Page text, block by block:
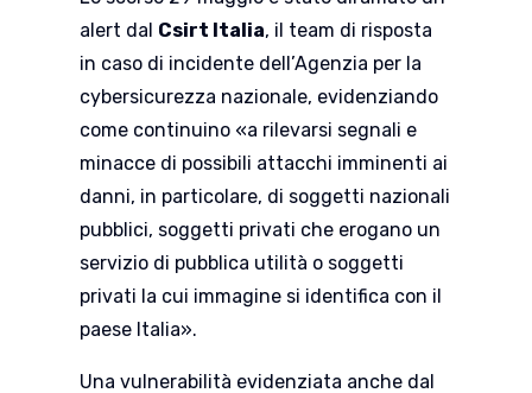
alert dal Csirt Italia, il team di risposta
in caso di incidente dell’Agenzia per la
cybersicurezza nazionale, evidenziando
come continuino «a rilevarsi segnali e
minacce di possibili attacchi imminenti ai
danni, in particolare, di soggetti nazionali
pubblici, soggetti privati che erogano un
servizio di pubblica utilità o soggetti
privati la cui immagine si identifica con il
paese Italia».
Una vulnerabilità evidenziata anche dal